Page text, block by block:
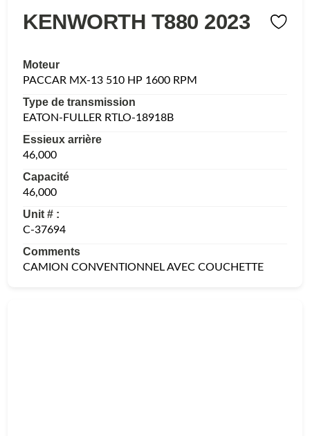
KENWORTH T880 2023
Moteur
PACCAR MX-13 510 HP 1600 RPM
Type de transmission
EATON-FULLER RTLO-18918B
Essieux arrière
46,000
Capacité
46,000
Unit # :
C-37694
Comments
CAMION CONVENTIONNEL AVEC COUCHETTE